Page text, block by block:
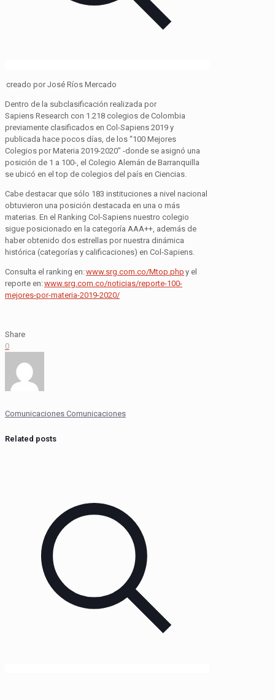
creado por José Ríos Mercado
Dentro de la subclasificación realizada por
Sapiens Research con 1.218 colegios de Colombia
previamente clasificados en Col-Sapiens 2019 y
publicada hace pocos días, de los “100 Mejores
Colegios por Materia 2019-2020” -donde se asignó una
posición de 1 a 100-, el Colegio Alemán de Barranquilla
se ubicó en el top de colegios del país en Ciencias.
Cabe destacar que sólo 183 instituciones a nivel nacional
obtuvieron una posición destacada en una o más
materias. En el Ranking Col-Sapiens nuestro colegio
sigue posicionado en la categoría AAA++, además de
haber obtenido dos estrellas por nuestra dinámica
histórica (categorías y calificaciones) en Col-Sapiens.
Consulta el ranking en:www.srg.com.co/Mtop.php y el
reporte en:www.srg.com.co/noticias/reporte-100-
mejores-por-materia-2019-2020/
Share
0
Comunicaciones Comunicaciones
Related posts